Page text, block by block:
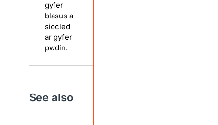
gyfer
blasus a
siocled
ar gyfer
pwdin.
See also